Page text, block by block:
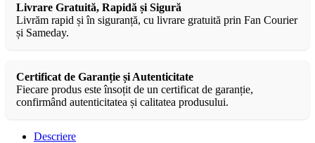
Livrare Gratuită, Rapidă și Sigură
Livrăm rapid și în siguranță, cu livrare gratuită prin Fan Courier
și Sameday.
Certificat de Garanție și Autenticitate
Fiecare produs este însoțit de un certificat de garanție,
confirmând autenticitatea și calitatea produsului.
Descriere